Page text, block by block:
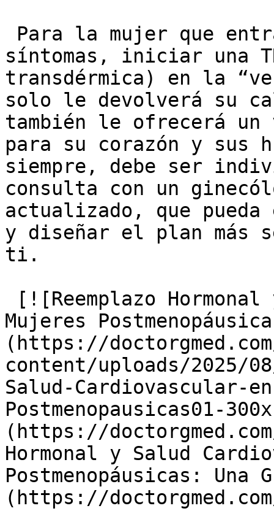
síntomas, iniciar una
transdérmica) en la
solo le devolverá su
también le ofrecerá
para su corazón y sus
siempre, debe ser
consulta con un
actualizado, que
y diseñar el plan más
ti.
Mujeres
(https://
content/uploads/2025/
Salud-Cardiovascular-
Postmenopausicas01-
(https://
Hormonal y Salud
Postmenopáusicas: Una
(https://